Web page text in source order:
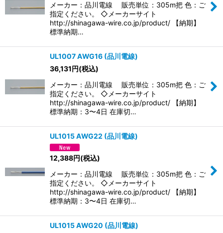
メーカー：品川電線 販売単位：305m把 色：ご
指定ください。 ◇メーカーサイト
http://shinagawa-wire.co.jp/product/ 【納期】
標準納期…
UL1007 AWG16 (品川電線)
36,131円(税込)
メーカー：品川電線 販売単位：305m把 色：ご
指定ください。 ◇メーカーサイト
http://shinagawa-wire.co.jp/product/ 【納期】
標準納期：3〜4日 在庫切…
UL1015 AWG22 (品川電線)
12,388円(税込)
メーカー：品川電線 販売単位：305m把 色：ご
指定ください。 ◇メーカーサイト
http://shinagawa-wire.co.jp/product/ 【納期】
標準納期：3〜4日 在庫切…
UL1015 AWG20 (品川電線)